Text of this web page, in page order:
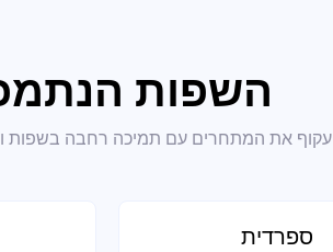
השפות
עקוף את המתחרים עם תמיכה רחבה בשפות
ספרדית